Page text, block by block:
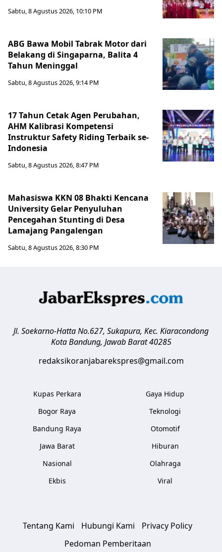
Sabtu, 8 Agustus 2026, 10:10 PM
ABG Bawa Mobil Tabrak Motor dari
Belakang di Singaparna, Balita 4
Tahun Meninggal
Sabtu, 8 Agustus 2026, 9:14 PM
17 Tahun Cetak Agen Perubahan,
AHM Kalibrasi Kompetensi
Instruktur Safety Riding Terbaik se-
Indonesia
Sabtu, 8 Agustus 2026, 8:47 PM
Mahasiswa KKN 08 Bhakti Kencana
University Gelar Penyuluhan
Pencegahan Stunting di Desa
Lamajang Pangalengan
Sabtu, 8 Agustus 2026, 8:30 PM
Jl. Soekarno-Hatta No.627, Sukapura, Kec. Kiaracondong
Kota Bandung, Jawab Barat 40285
redaksikoranjabarekspres@gmail.com
Kupas Perkara
Bogor Raya
Bandung Raya
Jawa Barat
Nasional
Ekbis
Gaya Hidup
Teknologi
Otomotif
Hiburan
Olahraga
Viral
Tentang Kami Hubungi Kami
Privacy Policy
Pedoman Pemberitaan